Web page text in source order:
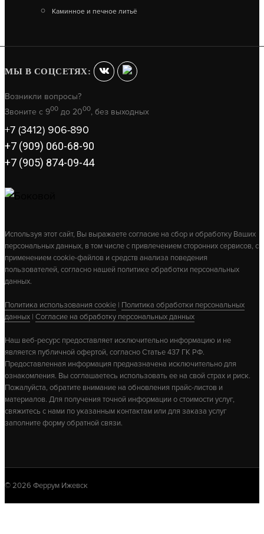
Каминное и печное литьё
МЫ В СОЦСЕТЯХ:
Возникли вопросы?
Звоните с 900 до 2000, без выходных
+7 (3412) 906-890
+7 (909) 060-68-90
+7 (905) 874-09-44
Используя этот сайт, Вы выражаете согласие на сбор и обработку Ваших
персональных данных, в том числе с привлечением сторонних сервисов, с
применением cookie-файлов и средств анализа поведения
пользователей, согласно нашей политике обработки персональных
данных.
Политика использования cookie | Политика обработки персональных
данных | Согласие на обработку персональных данных
Наш веб-ресурс предоставляет исключительно информацию и не
является публичной офертой, согласно Статье 437 ГК РФ.
Предоставленная информация предназначена исключительно для
ознакомления. Вы соглашаетесь использовать ее на свой страх и риск.
Пожалуйста, обратите внимание на обновления прайс-листов и
материалов. Для получения точной информации о стоимости услуг,
свяжитесь с нами по указанным контактам или для заказа услуг
заполните форму обратной связи.
© 2026 Феррум Ижевск